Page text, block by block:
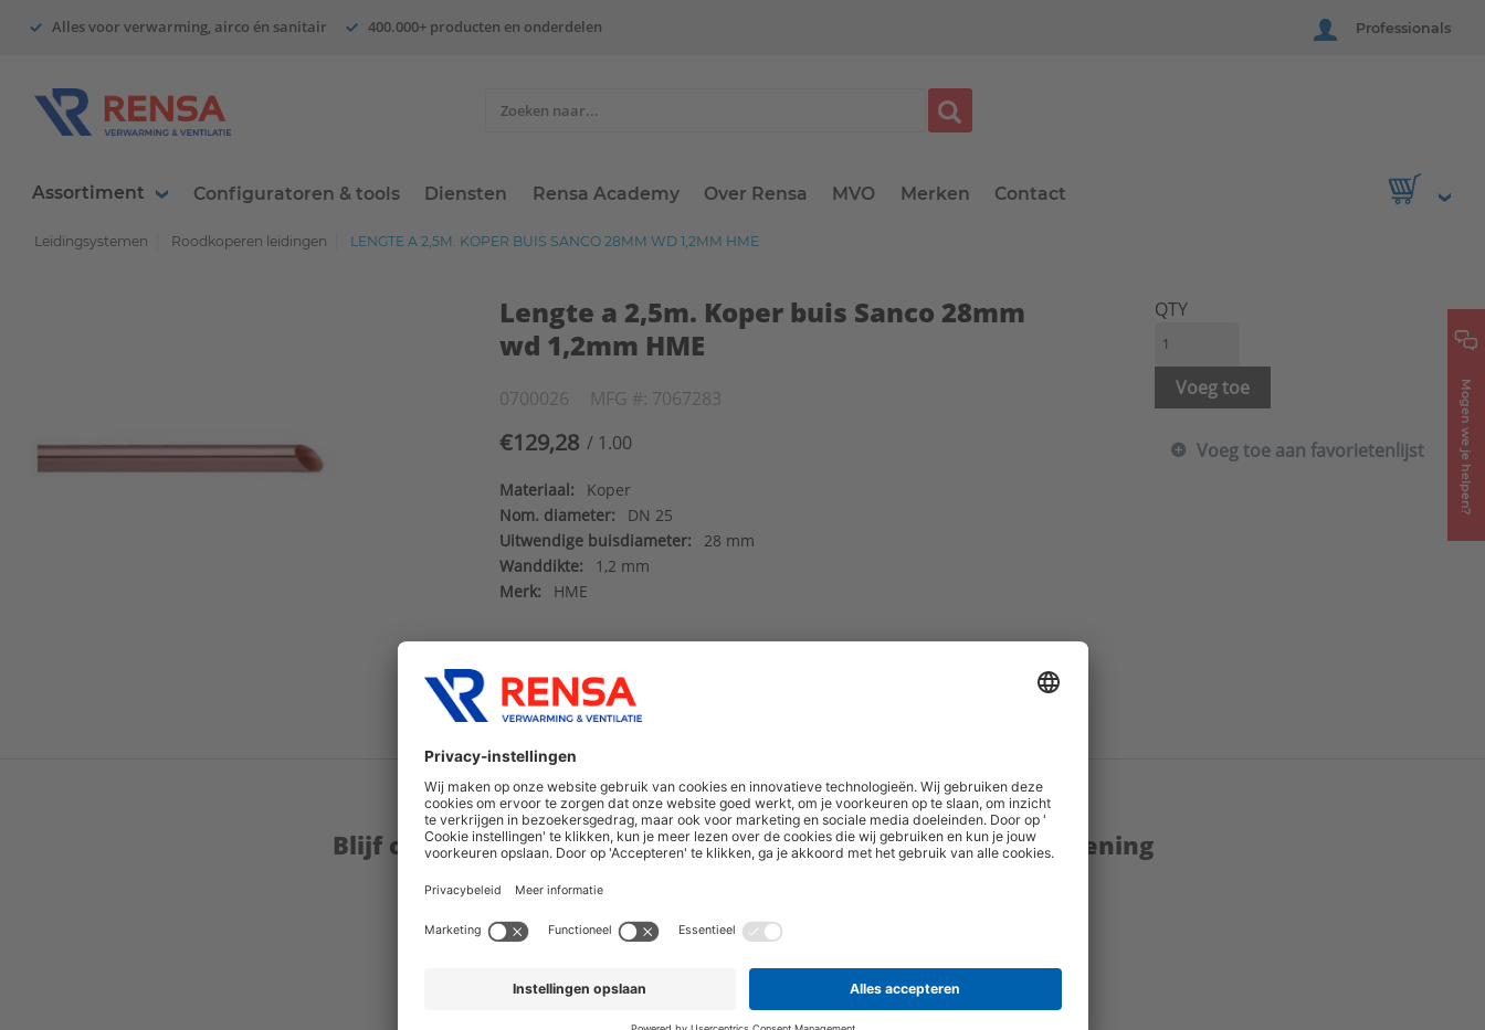
Alles voor verwarming, airco én sanitair 400.000+ producten en onderdelen Professionals
Assortiment Configuratoren & tools Diensten Rensa Academy Over Rensa MVO Merken Contact
Mogen we je helpen?
Leidingsystemen Roodkoperen leidingen LENGTE A 2,5M. KOPER BUIS SANCO 28MM WD 1,2MM HME
Lengte a 2,5m. Koper buis Sanco 28mm
wd 1,2mm HME
0700026 MFG #: 7067283
€129,28 / 1.00
Materiaal:
Koper
Nom. diameter:
DN 25
Uitwendige buisdiameter:
28 mm
Wanddikte:
1,2 mm
Merk:
HME
QTY
Voeg toe
Voeg toe aan favorietenlijst
Blijf op de hoogte van nieuwe producten en onze dienstverlening